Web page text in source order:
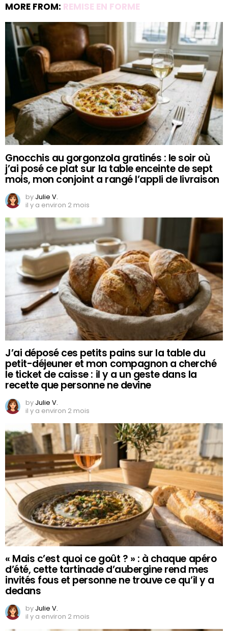
MORE FROM: REMISE EN FORME
Gnocchis au gorgonzola gratinés : le soir où
j’ai posé ce plat sur la table enceinte de sept
mois, mon conjoint a rangé l’appli de livraison
by Julie V.
il y a environ 2 mois
J’ai déposé ces petits pains sur la table du
petit-déjeuner et mon compagnon a cherché
le ticket de caisse : il y a un geste dans la
recette que personne ne devine
by Julie V.
il y a environ 2 mois
« Mais c’est quoi ce goût ? » : à chaque apéro
d’été, cette tartinade d’aubergine rend mes
invités fous et personne ne trouve ce qu’il y a
dedans
by Julie V.
il y a environ 2 mois